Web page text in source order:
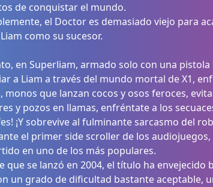
de conquistar el mundo.
el Doctor es demasiado viejo para
como su sucesor.
en Superliam, armado solo con una
a Liam a través del mundo mortal de X1,
monos que lanzan cocos y osos feroces,
y pozos en llamas, enfréntate a los
¡Y sobrevive al fulminante sarcasmo del
el primer side scroller de los
en uno de los más populares.
que se lanzó en 2004, el título ha envejecido
un grado de dificultad bastante aceptable,